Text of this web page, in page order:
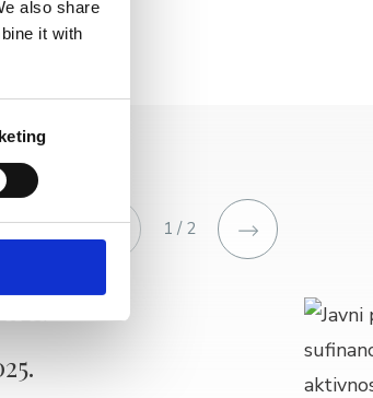
also share
it with
1 / 2